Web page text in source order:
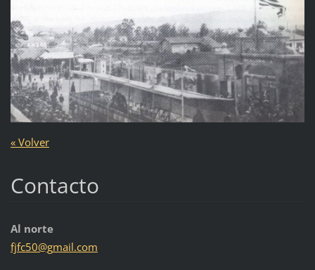
« Volver
Contacto
Al norte
fjfc50@gmail.com